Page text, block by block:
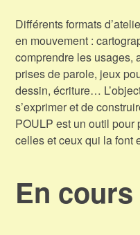
Différents formats
en mouvement :
comprendre les usages,
prises de parole, jeux
dessin, écriture…
s’exprimer et de
POULP est un outil
celles et ceux qui la font
En cours